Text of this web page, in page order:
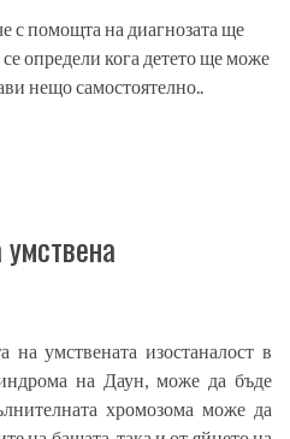
с помощта на диагнозата ще
определи кога детето ще може
нещо самостоятелно..
на умствената изостаналост в
на Даун, може да бъде
хромозома може да